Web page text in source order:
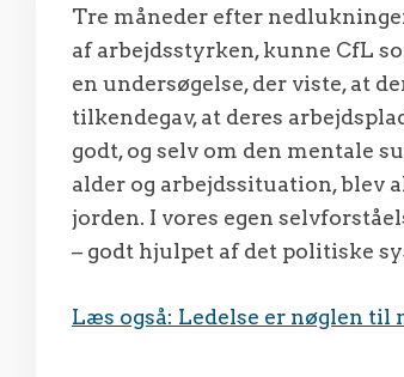
Tre måneder efter
af arbejdsstyrken, kunne CfL
en undersøgelse, der viste, at
tilkendegav, at deres
godt, og selv om den mentale
alder og arbejdssituation, blev
jorden. I vores egen
– godt hjulpet af det politiske
Læs også: Ledelse er nøglen til